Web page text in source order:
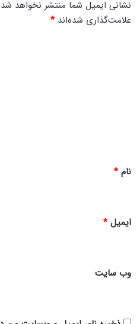
نشانی ایمیل شما منتشر نخواهد
علامت‌گذاری شده‌اند*
نام*
ایمیل*
وب‌ سایت